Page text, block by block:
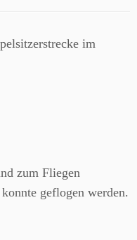
im
zum Fliegen
geflogen werden.